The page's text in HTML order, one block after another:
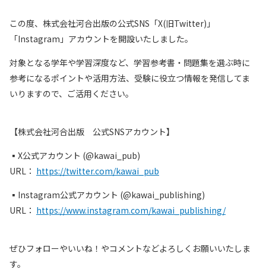
この度、株式会社河合出版の公式SNS「X(旧Twitter)」
「Instagram」アカウントを開設いたしました。
対象となる学年や学習深度など、学習参考書・問題集を選ぶ時に
参考になるポイントや活用方法、受験に役立つ情報を発信してま
いりますので、ご活用ください。
【株式会社河合出版 公式SNSアカウント】
▪X公式アカウント (@kawai_pub)
URL： https://twitter.com/kawai_pub
▪Instagram公式アカウント (@kawai_publishing)
URL： https://www.instagram.com/kawai_publishing/
ぜひフォローやいいね！やコメントなどよろしくお願いいたしま
す。